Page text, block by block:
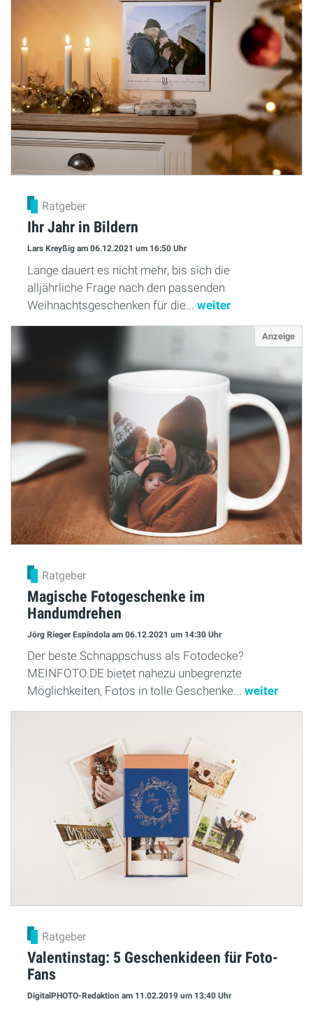
Ratgeber
Ihr Jahr in Bildern
Lars Kreyßig am 06.12.2021 um 16:50 Uhr
Lange dauert es nicht mehr, bis sich die
alljährliche Frage nach den passenden
Weihnachtsgeschenken für die... weiter
Anzeige
Ratgeber
Magische Fotogeschenke im
Handumdrehen
Jörg Rieger Espíndola am 06.12.2021 um 14:30 Uhr
Der beste Schnappschuss als Fotodecke?
MEINFOTO.DE bietet nahezu unbegrenzte
Möglichkeiten, Fotos in tolle Geschenke... weiter
Ratgeber
Valentinstag: 5 Geschenkideen für Foto-
Fans
DigitalPHOTO-Redaktion am 11.02.2019 um 13:40 Uhr